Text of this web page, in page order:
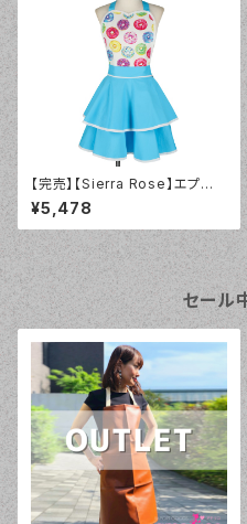
【完売】【Sierra Rose】エプロ
ン ドーナツブルー ダブル ヴィ
ンテージ
¥5,478
セール